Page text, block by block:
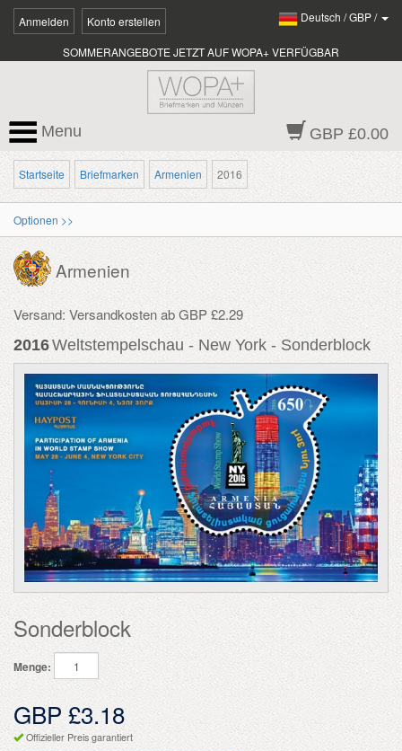
Anmelden Konto erstellen Deutsch /GBP/
SOMMERANGEBOTE JETZT AUF WOPA+ VERFÜGBAR
GBP £0.00
Menu
Startseite Briefmarken Armenien 2016
Optionen >>
Armenien
Versand: Versandkosten ab GBP £2.29
2016Weltstempelschau - New York - Sonderblock
Sonderblock
Menge:
GBP £3.18
Offizieller Preis garantiert